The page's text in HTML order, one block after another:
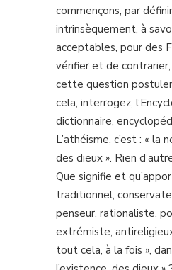
commençons, par
intrinsèquement, à
acceptables, pour des
vérifier et de
cette question
cela, interrogez,
dictionnaire,
L’athéisme, c’est : « la
des dieux ». Rien
Que signifie et
traditionnel,
penseur, rationaliste,
extrémiste,
tout cela, à la fois »,